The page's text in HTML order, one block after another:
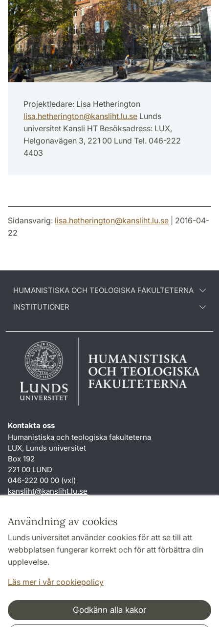
Användning av cookies
Lunds universitet använder cookies för att se till att
webbplatsen fungerar korrekt och för att förbättra din
upplevelse.
Läs mer i vår cookiepolicy
Godkänn alla kakor
Projektledare: Lisa Hetherington
lisa.hetherington@kansliht.lu.se Lunds
universitet Kansli HT Besöksadress: LUX,
Helgonavägen 3, 221 00 Lund Tel. 046-222
4403
Sidansvarig: lisa.hetherington@kansliht.lu.se | 2016-04-
22
HUMANISTISKA OCH TEOLOGISKA FAKULTETERNA
INSTITUTIONER
Kontakta oss
Humanistiska och teologiska fakulteterna
LUX, Lunds universitet
Box 192
221 00 LUND
046-222 00 00 (vxl)
kansliht@kansliht.lu.se
Genvägar
Om webbplatsen och cookies
Behandling av personuppgifter
Tillgänglighetsredogörelse
Samarbeten och nätverk